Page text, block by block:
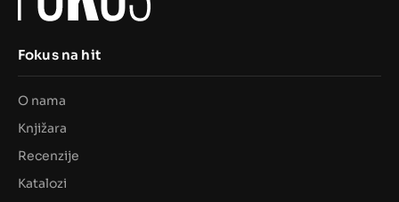
Fokus na hit
O nama
Knjižara
Recenzije
Katalozi